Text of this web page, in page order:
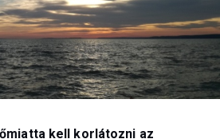
kell korlátozni az